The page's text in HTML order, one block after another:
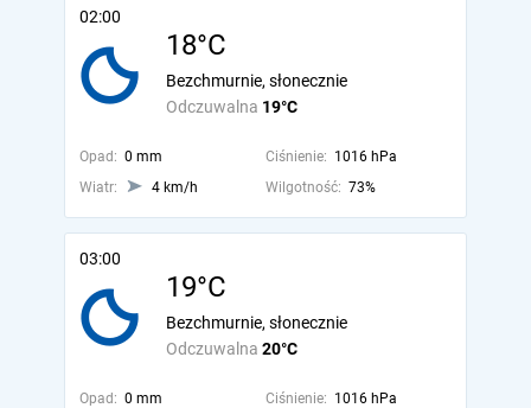
02:00
18°C
Odczuwalna 19°C
Bezchmurnie, słonecznie
Opad: 0 mm Ciśnienie: 1016 hPa
Wiatr:
4 km/h Wilgotność: 73%
03:00
19°C
Odczuwalna 20°C
Bezchmurnie, słonecznie
Opad: 0 mm Ciśnienie: 1016 hPa